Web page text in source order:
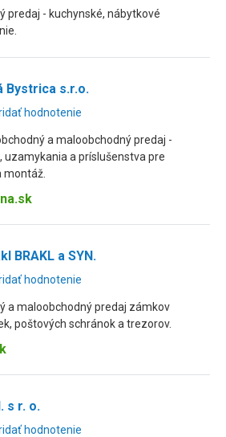
predaj - kuchynské, nábytkové
Bystrica s.r.o.
hodnotenie
a maloobchodný predaj -
uzamykania a príslušenstva pre
montáž.
BRAKL a SYN.
hodnotenie
a maloobchodný predaj zámkov
poštových schránok a trezorov.
s r. o.
hodnotenie